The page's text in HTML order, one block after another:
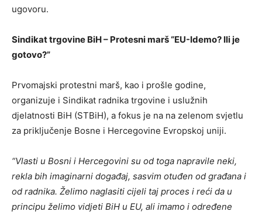
ugovoru.
Sindikat trgovine BiH – Protesni marš “EU-Idemo? Ili je
gotovo?”
Prvomajski protestni marš, kao i prošle godine,
organizuje i Sindikat radnika trgovine i uslužnih
djelatnosti BiH (STBiH), a fokus je na na zelenom svjetlu
za priključenje Bosne i Hercegovine Evropskoj uniji.
“Vlasti u Bosni i Hercegovini su od toga napravile neki,
rekla bih imaginarni događaj, sasvim otuđen od građana i
od radnika. Želimo naglasiti cijeli taj proces i reći da u
principu želimo vidjeti BiH u EU, ali imamo i određene